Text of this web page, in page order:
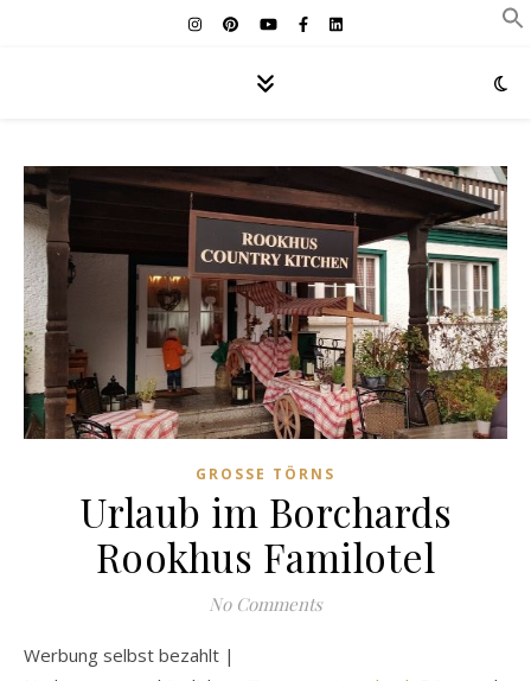
GROSSE TÖRNS
Urlaub im Borchards
Rookhus Familotel
No Comments
Werbung selbst bezahlt |